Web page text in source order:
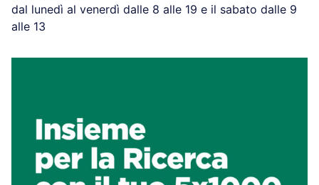
dal lunedì al venerdì dalle 8 alle 19 e il sabato dalle 9
alle 13